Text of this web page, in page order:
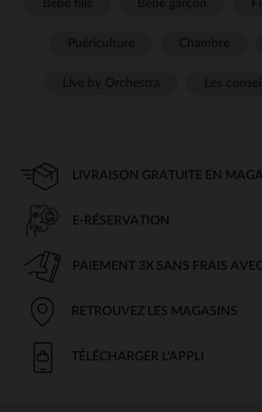
LIVRAISON GRATUITE EN
E-RÉSERVATION
PAIEMENT 3X SANS FRAIS
RETROUVEZ LES MAGASINS
TÉLÉCHARGER L'APPLI